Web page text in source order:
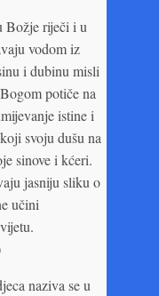
Božje riječi i u
vodom iz
i dubinu misli
potiče na
istine i
svoju dušu na
sinove i kćeri.
jasniju sliku o
učini
naziva se u